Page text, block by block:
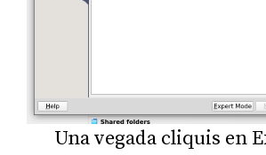
Una vegada cliquis en